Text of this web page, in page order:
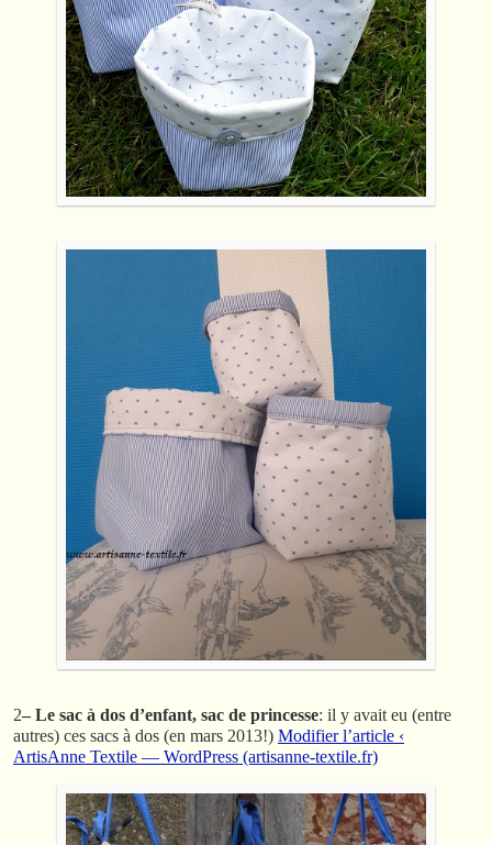
2– Le sac à dos d’enfant, sac de princesse: il y avait eu (entre
autres) ces sacs à dos (en mars 2013!) Modifier l’article ‹
ArtisAnne Textile — WordPress (artisanne-textile.fr)